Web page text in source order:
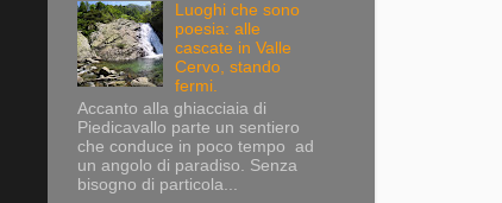
Luoghi che sono
poesia: alle
cascate in Valle
Cervo, stando
fermi.
Accanto alla ghiacciaia di
Piedicavallo parte un sentiero
che conduce in poco tempo ad
un angolo di paradiso. Senza
bisogno di particola...